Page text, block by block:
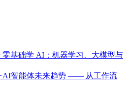
零基础学 AI：机器学习、大模型与
AI智能体未来趋势 —— 从工作流